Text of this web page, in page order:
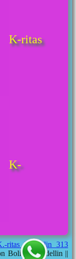
K-ritas
K-
ritas Medellin 313
Bolivar, Medellin ||